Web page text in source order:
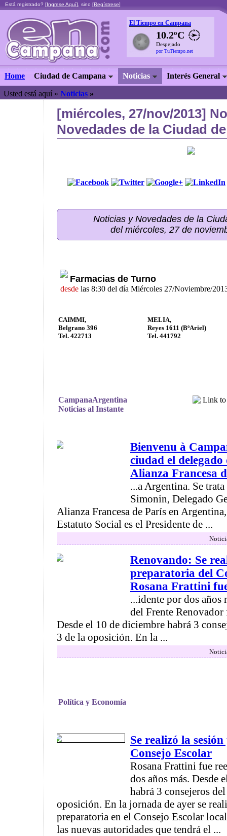
Está registrado? [Ingrese Aquí], sino [Regístrese]
El Tiempo en Campana
10.2ºC
Despejado
por TuTiempo.net
Home Ciudad de Campana Noticias Interés General
Usted está aquí » Noticias »
[miércoles, 27/nov/2013]
Novedades de la Ciudad
Noticias y Novedades de la
del miércoles, 27 de
Farmacias de Turno
desde las 8:30 del día Miércoles 27/Noviembre/
CAIMMI,
Belgrano 396
Tel. 422713
MELIA,
Reyes 1611 (BºAriel)
Tel. 441792
CampanaArgentina
Noticias al Instante
Bienvenu à
ciudad el
Alianza Francesa
...a Argentina. Se
Simonin, Delegado
Alianza Francesa de París en
Estatuto Social es el Presidente de ...
Renovando: Se
preparatoria del
Rosana Frattini
...idente por dos años
del Frente Renovador
Desde el 10 de diciembre habrá 3
3 de la oposición. En la ...
Política y Economía
Se realizó la
Consejo Escolar
Rosana Frattini fue
dos años más. Desde
habrá 3 consejeros
oposición. En la jornada de ayer se
preparatoria en el Consejo Escolar
las nuevas autoridades que tendrá el ...